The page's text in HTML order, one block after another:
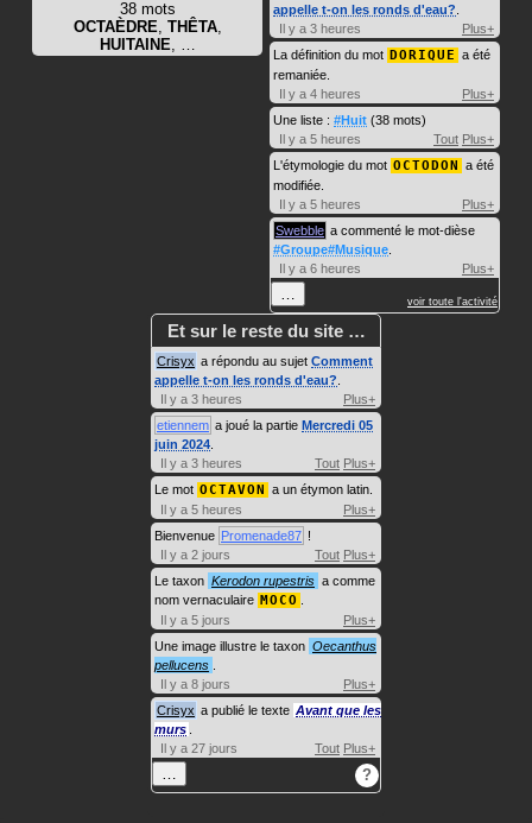
38 mots
OCTAÈDRE THÊTA,
HUITAINE
appelle t-on les ronds d'eau?
Il y a 3 heures
Plus+
La définition du mot DORIQUE a été
remaniée.
Il y a 4 heures
Plus+
Une liste : #Huit (38 mots)
Il y a 5 heures
Tout Plus+
L'étymologie du mot OCTODON a été
modifiée.
Il y a 5 heures
Plus+
Swebble a commenté le mot-dièse
#Groupe#Musique
Il y a 6 heures
Plus+
voir toute l'activité
Et sur le reste du site …
Crisyx a répondu au sujet Comment
appelle t-on les ronds d'eau?
Il y a 3 heures
Plus+
etiennem a joué la partie Mercredi 05
juin 2024
Il y a 3 heures
Tout Plus+
Le mot OCTAVON a un étymon latin.
Il y a 5 heures
Plus+
Bienvenue Promenade87 !
Il y a 2 jours
Tout Plus+
Le taxon Kerodon rupestris a comme
nom vernaculaire MOCO
Il y a 5 jours
Plus+
Une image illustre le taxon Oecanthus
pellucens
Il y a 8 jours
Plus+
Crisyx a publié le texte Avant que les
murs
Il y a 27 jours
Tout Plus+
?